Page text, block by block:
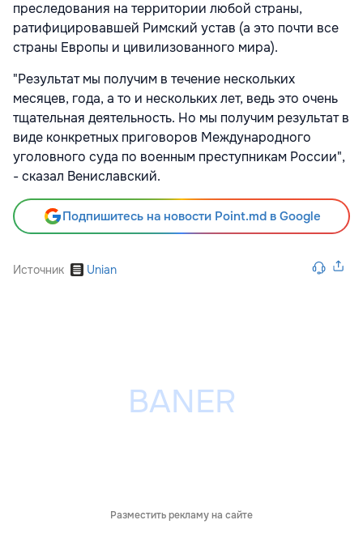
преследования на территории любой страны,
ратифицировавшей Римский устав (а это почти все
страны Европы и цивилизованного мира).
"Результат мы получим в течение нескольких
месяцев, года, а то и нескольких лет, ведь это очень
тщательная деятельность. Но мы получим результат в
виде конкретных приговоров Международного
уголовного суда по военным преступникам России",
- сказал Вениславский.
Подпишитесь на новости Point.md в Google
Источник Unian
Разместить рекламу на сайте